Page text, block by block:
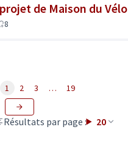
de Maison du Vélo
8
Résultats par page : 20
1 2 3 … 19